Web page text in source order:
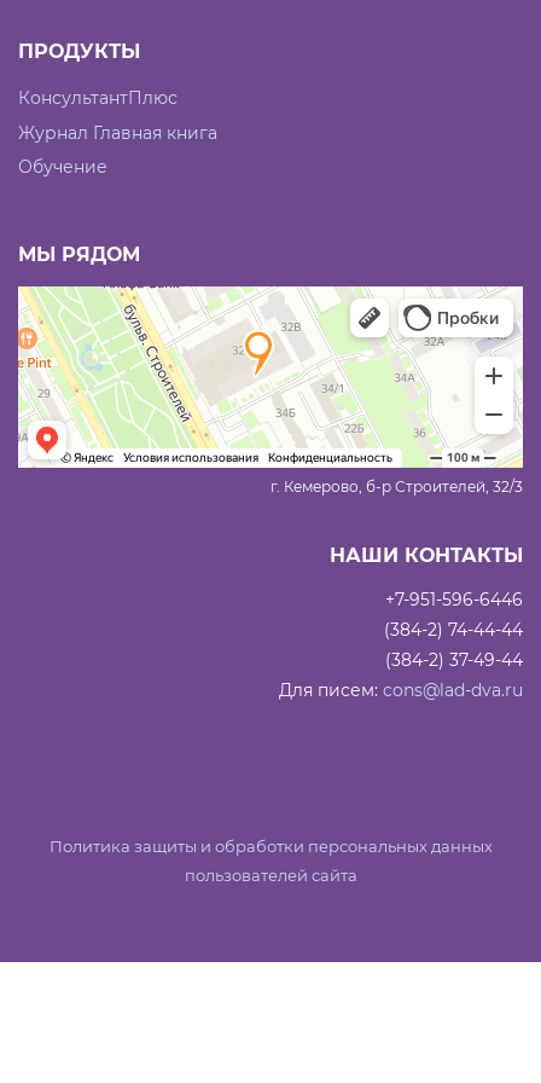
ПРОДУКТЫ
КонсультантПлюс
Журнал Главная книга
Обучение
МЫ РЯДОМ
г. Кемерово, б-р Строителей, 32/3
НАШИ КОНТАКТЫ
+7-951-596-6446
(384-2) 74-44-44
(384-2) 37-49-44
Для писем: cons@lad-dva.ru
Политика защиты и обработки персональных данных
пользователей сайта